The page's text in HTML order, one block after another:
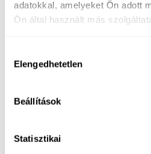
adatokkal, amelyeket Ön adott
Ön által használt más
kiválasztása
Elengedhetetlen
Beállítások
Statisztikai
környéken folytatódnak:
strandolás, trambulinpark,
Ha többet szeretnél megtudni